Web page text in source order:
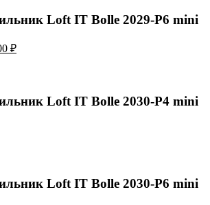
Loft IT Bolle 2029-P6 mini
₽Текущая
Loft IT Bolle 2030-P4 mini
Loft IT Bolle 2030-P6 mini